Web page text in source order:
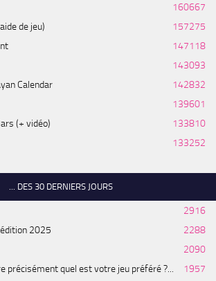
160667
de jeu)
157275
147118
143093
Calendar
142832
139601
(+ vidéo)
133810
133252
... DES 30 DERNIERS JOURS
2916
2025
2288
2090
précisément quel est votre jeu préféré ?...
1957